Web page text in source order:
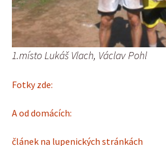
1.místo Lukáš Vlach, Václav Pohl
Fotky zde:
A od domácích:
článek na lupenických stránkách